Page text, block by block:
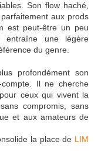
Son flow haché,
aux prods
est peut-être un peu
une légère
du genre.
profondément son
Il ne cherche
ceux qui vivent la
compromis, sans
et aux amateurs de
la place de LIM